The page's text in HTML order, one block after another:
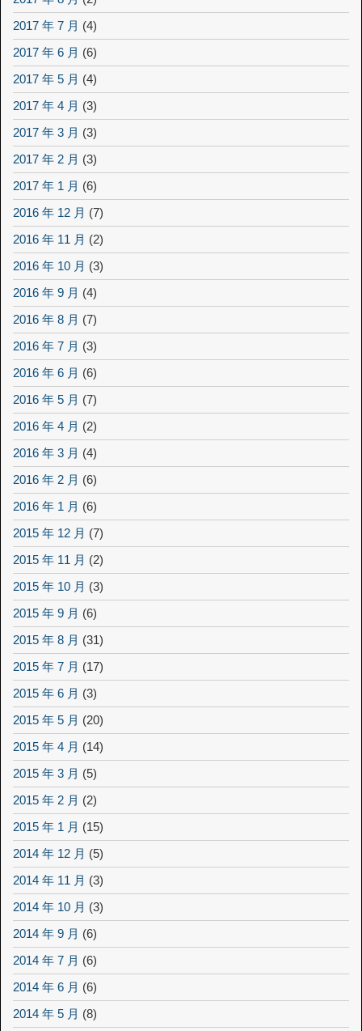
2017 年 7 月 (4)
2017 年 6 月 (6)
2017 年 5 月 (4)
2017 年 4 月 (3)
2017 年 3 月 (3)
2017 年 2 月 (3)
2017 年 1 月 (6)
2016 年 12 月 (7)
2016 年 11 月 (2)
2016 年 10 月 (3)
2016 年 9 月 (4)
2016 年 8 月 (7)
2016 年 7 月 (3)
2016 年 6 月 (6)
2016 年 5 月 (7)
2016 年 4 月 (2)
2016 年 3 月 (4)
2016 年 2 月 (6)
2016 年 1 月 (6)
2015 年 12 月 (7)
2015 年 11 月 (2)
2015 年 10 月 (3)
2015 年 9 月 (6)
2015 年 8 月 (31)
2015 年 7 月 (17)
2015 年 6 月 (3)
2015 年 5 月 (20)
2015 年 4 月 (14)
2015 年 3 月 (5)
2015 年 2 月 (2)
2015 年 1 月 (15)
2014 年 12 月 (5)
2014 年 11 月 (3)
2014 年 10 月 (3)
2014 年 9 月 (6)
2014 年 7 月 (6)
2014 年 6 月 (6)
2014 年 5 月 (8)